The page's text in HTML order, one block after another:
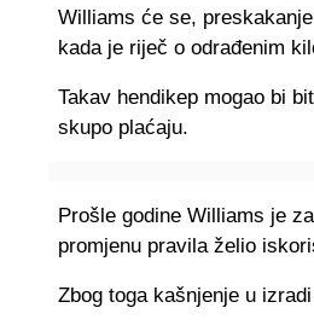
Williams će se,
kada je riječ o odrađenim
Takav hendikep mogao bi
skupo plaćaju.
Prošle godine Williams je
promjenu pravila želio
Zbog toga kašnjenje u